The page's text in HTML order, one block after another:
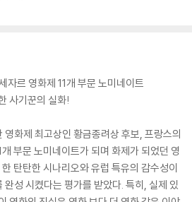
자르 영화제 11개 부문 노미네이트
사기꾼의 실화!
화제 최고상인 황금종려상 후보, 프랑스의
부문 노미네이트가 되며 화제가 되었던 영
탄탄한 시나리오와 유럽 특유의 감수성이
완성 시켰다는 평가를 받았다. 특히, 실제 있